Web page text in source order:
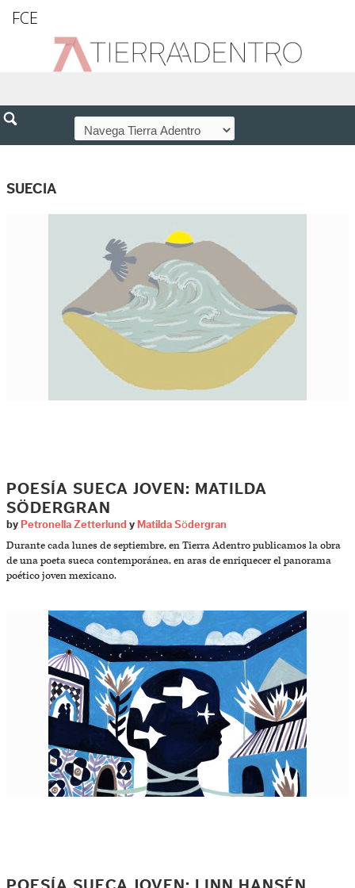
FCE
SUECIA
POESÍA SUECA JOVEN: MATILDA
SÖDERGRAN
by Petronella Zetterlund y Matilda Södergran
Durante cada lunes de septiembre, en Tierra Adentro publicamos la obra
de una poeta sueca contemporánea, en aras de enriquecer el panorama
poético joven mexicano.